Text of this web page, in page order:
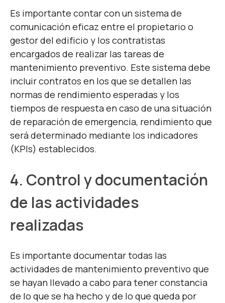
Es importante contar con un sistema de
comunicación eficaz entre el propietario o
gestor del edificio y los contratistas
encargados de realizar las tareas de
mantenimiento preventivo. Este sistema debe
incluir contratos en los que se detallen las
normas de rendimiento esperadas y los
tiempos de respuesta en caso de una situación
de reparación de emergencia, rendimiento que
será determinado mediante los indicadores
(KPIs) establecidos.
4. Control y documentación
de las actividades
realizadas
Es importante documentar todas las
actividades de mantenimiento preventivo que
se hayan llevado a cabo para tener constancia
de lo que se ha hecho y de lo que queda por